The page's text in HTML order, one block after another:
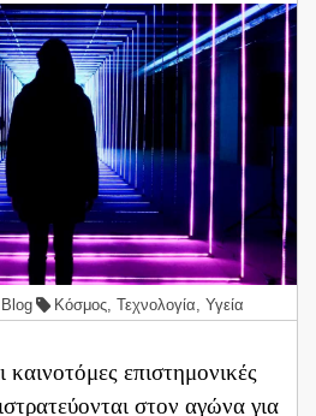
Κόσμος, Τεχνολογία, Υγεία
καινοτόμες επιστημονικές
στον αγώνα για